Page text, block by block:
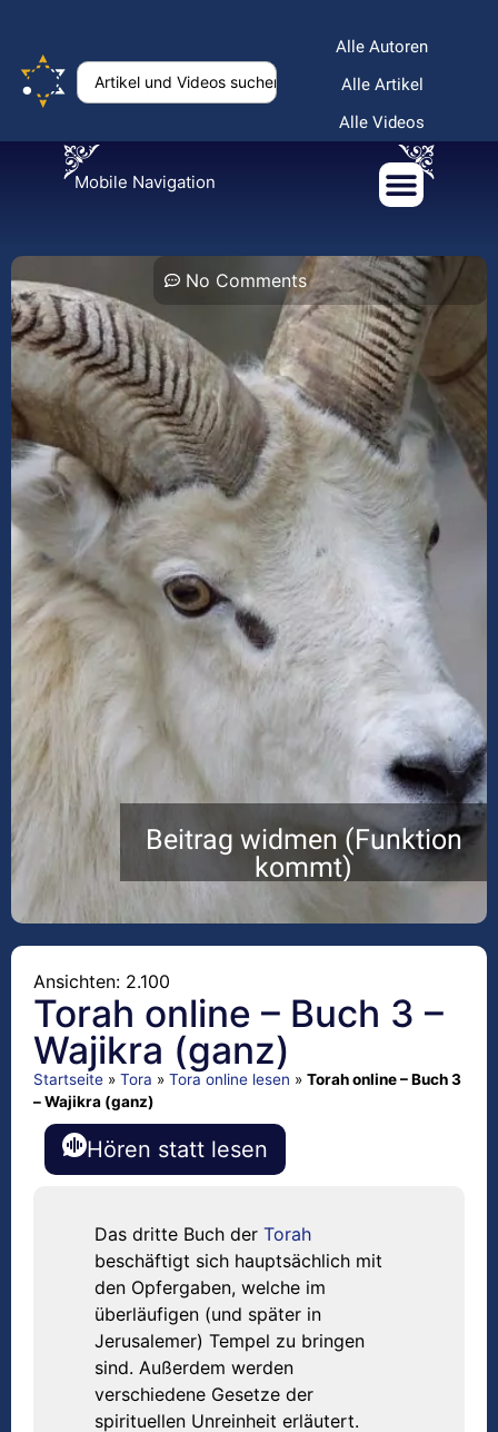
Alle Autoren
Alle Artikel
Alle Videos
Mobile Navigation
No Comments
Beitrag widmen (Funktion
kommt)
Ansichten: 2.100
Torah online – Buch 3 –
Wajikra (ganz)
Startseite » Tora » Tora online lesen » Torah online – Buch 3
– Wajikra (ganz)
Hören statt lesen
Das dritte Buch der Torah
beschäftigt sich hauptsächlich mit
den Opfergaben, welche im
überläufigen (und später in
Jerusalemer) Tempel zu bringen
sind. Außerdem werden
verschiedene Gesetze der
spirituellen Unreinheit erläutert.